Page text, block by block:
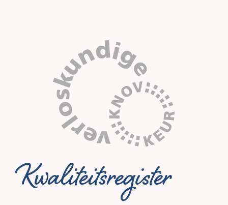
Kwaliteitsregister